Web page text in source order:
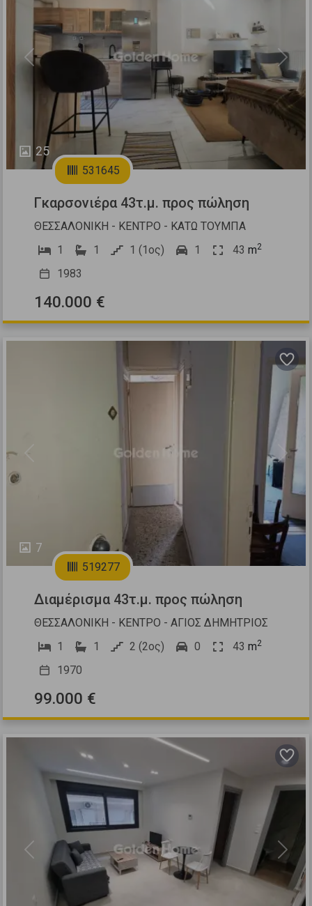
25
Previous Next
531645
Γκαρσονιέρα 43τ.μ. προς πώληση
ΘΕΣΣΑΛΟΝΙΚΗ - ΚΕΝΤΡΟ - ΚΑΤΩ ΤΟΥΜΠΑ
1
1 1 (1ος) 1 43 m2
1983
140.000 €
7
Next
519277
Διαμέρισμα 43τ.μ. προς πώληση
ΘΕΣΣΑΛΟΝΙΚΗ - ΚΕΝΤΡΟ - ΑΓΙΟΣ ΔΗΜΗΤΡΙΟΣ
1
1 2 (2ος) 0 43 m2
1970
99.000 €
Previous Next